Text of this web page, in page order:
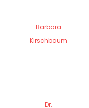
Barbara
Kirschbaum
Dr.